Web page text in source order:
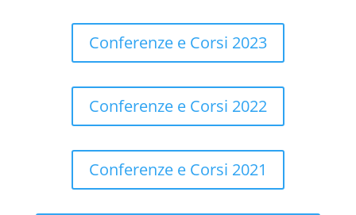
Conferenze e Corsi 2023
Conferenze e Corsi 2022
Conferenze e Corsi 2021